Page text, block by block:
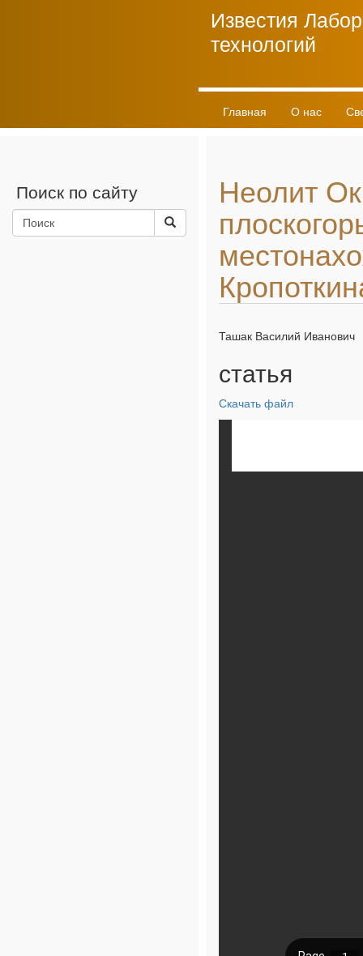
Известия
технологий
Главная О нас
Поиск по сайту
Неолит
Ташак Василий Иванович
статья
Скачать файл